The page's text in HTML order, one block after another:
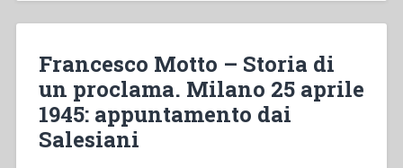
Francesco Motto – Storia di
un proclama. Milano 25 aprile
1945: appuntamento dai
Salesiani